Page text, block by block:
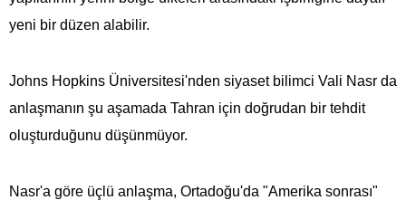
yeni bir düzen alabilir.
Johns Hopkins Üniversitesi'nden siyaset bilimci Vali Nasr da
anlaşmanın şu aşamada Tahran için doğrudan bir tehdit
oluşturduğunu düşünmüyor.
Nasr'a göre üçlü anlaşma, Ortadoğu'da "Amerika sonrası"